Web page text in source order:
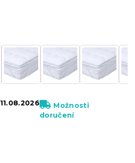
11.08.2026
Možnosti
doručení